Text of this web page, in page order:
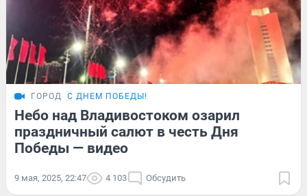
ГОРОД С ДНЕМ ПОБЕДЫ!
Небо над Владивостоком озарил
праздничный салют в честь Дня
Победы — видео
9 мая, 2025, 22:47 4 103 Обсудить